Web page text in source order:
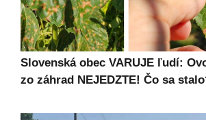
Slovenská obec VARUJE ľudí:
zo záhrad NEJEDZTE! Čo sa